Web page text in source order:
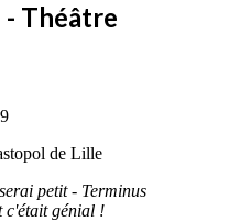
Théâtre
petit - Terminus
c'était génial !